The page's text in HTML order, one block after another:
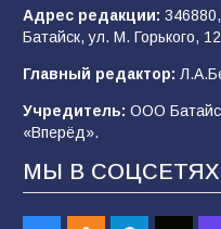
строительные
спортивного
90
Батайским
Адрес редакции:
Батайск, ул. М. Горького,
Главный редактор:
Учредитель: ООО
«Вперёд».
МЫ В СОЦСЕТЯХ